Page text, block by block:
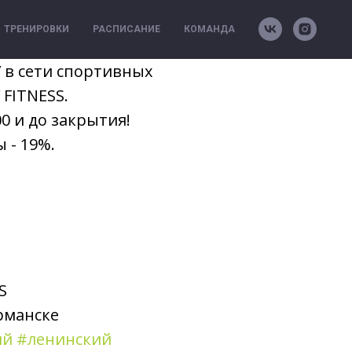
ТРЕНИРОВКИ РАСПИСАНИЕ КОМАНДА
сети спортивных
и до закрытия!
- 19%.
#ленинский